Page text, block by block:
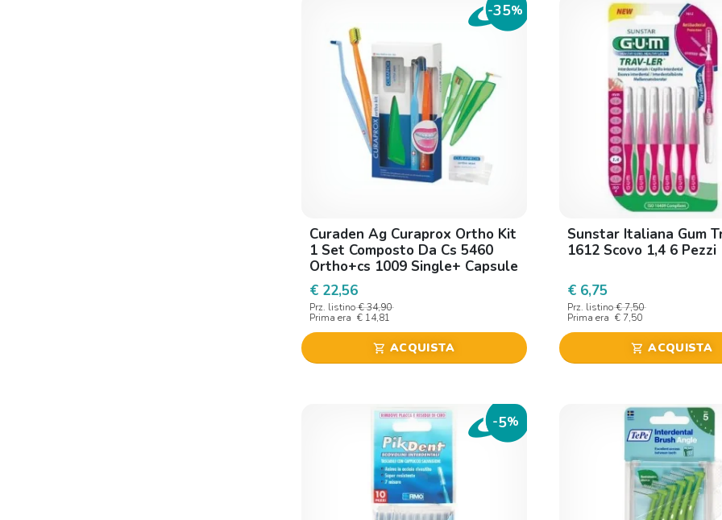
-35%
Curaden Ag Curaprox Ortho Kit
1 Set Composto Da Cs 5460
Ortho+cs 1009 Single+ Capsule
Ortho Pocket Set+ortho Wax
€ 22,56
Prz. listino € 34,90
Prima era € 14,81
shopping_cart ACQUISTA
Sunstar Italiana Gum
1612 Scovo 1,4 6 Pezzi
€ 6,75
Prz. listino € 7,50
Prima era € 7,50
shopping_cart ACQUISTA
-5%